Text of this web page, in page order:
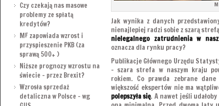
Czy czekają nas masowe
problemy ze spłatą
kredytów?
MF zapowiada wzrost i
przyspieszenie PKB (za
sprawą 500+ )
Niższe prognozy wzrostu na
świecie – przez Brexit?
Wzrosła sprzedaż
detaliczna w Polsce – wg
Jak wynika z danych
nienajlepiej radzi sobie z szarą
nielegalnego zatrudnienia w
oznacza dla rynku pracy?
Publikacje Głównego Urzędu
– szara strefa w naszym kraju
rokiem. Co prawda zebrane
większość ekspertów nie ma
polepszyła się. A nawet jeśli